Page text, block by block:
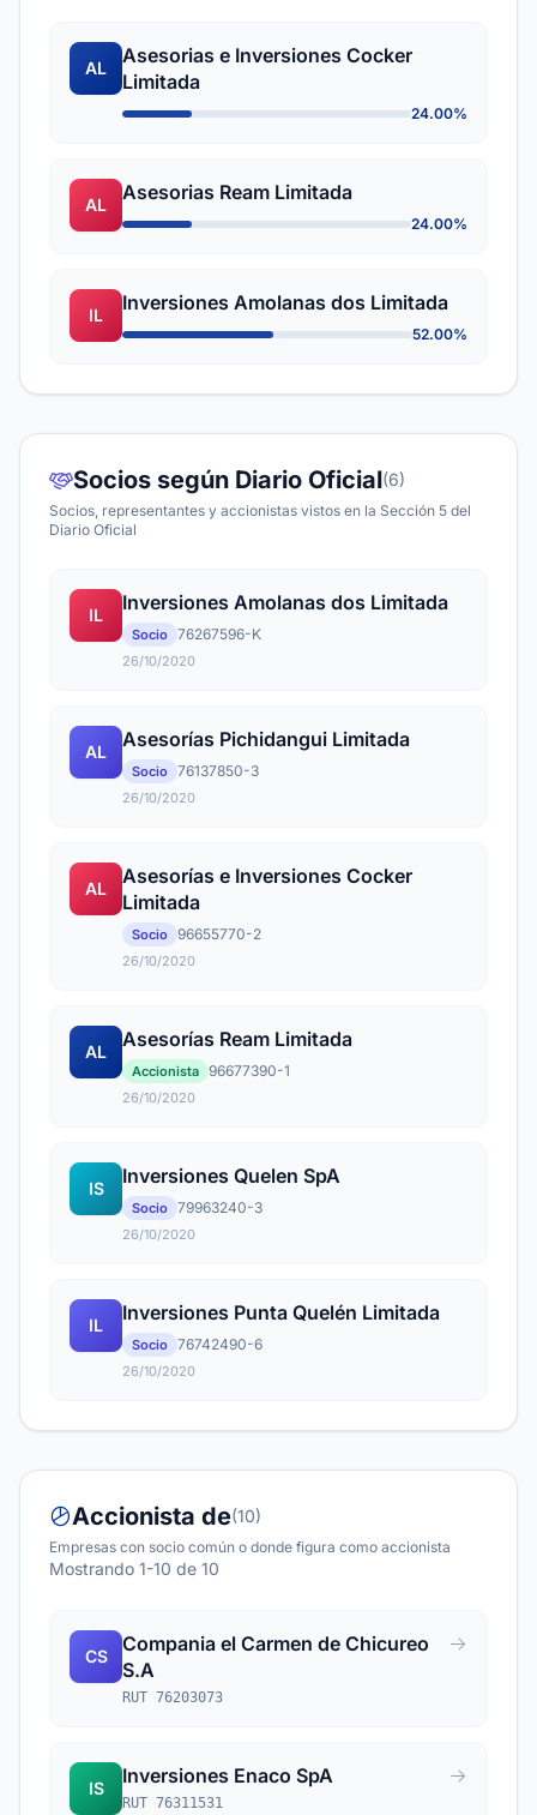
AL
Asesorias e Inversiones Cocker
Limitada
24.00%
AL
Asesorias Ream Limitada
24.00%
IL
Inversiones Amolanas dos Limitada
52.00%
Socios según Diario Oficial(6)
Socios, representantes y accionistas vistos en la Sección 5 del
Diario Oficial
IL
Inversiones Amolanas dos Limitada
Socio 76267596-K
26/10/2020
AL
Asesorías Pichidangui Limitada
Socio 76137850-3
26/10/2020
AL
Asesorías e Inversiones Cocker
Limitada
Socio 96655770-2
26/10/2020
AL
Asesorías Ream Limitada
Accionista 96677390-1
26/10/2020
IS
Inversiones Quelen SpA
Socio 79963240-3
26/10/2020
IL
Inversiones Punta Quelén Limitada
Socio 76742490-6
26/10/2020
Accionista de(10)
Empresas con socio común o donde figura como accionista
Mostrando 1-10 de 10
CS
Compania el Carmen de Chicureo
S.A
RUT 76203073
IS
Inversiones Enaco SpA
RUT 76311531